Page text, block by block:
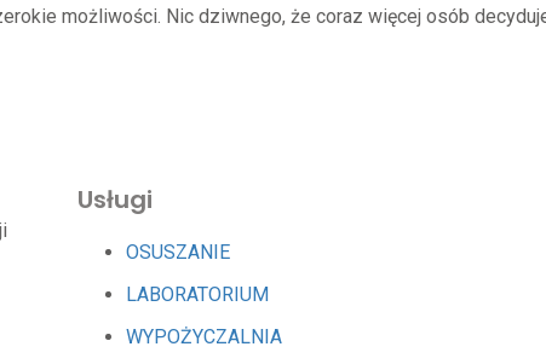
możliwości. Nic dziwnego, że coraz więcej osób
Usługi
OSUSZANIE
LABORATORIUM
WYPOŻYCZALNIA